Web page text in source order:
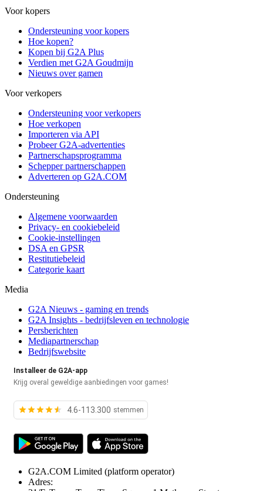
Voor kopers
Ondersteuning voor kopers
Hoe kopen?
Kopen bij G2A Plus
Verdien met G2A Goudmijn
Nieuws over gamen
Voor verkopers
Ondersteuning voor verkopers
Hoe verkopen
Importeren via API
Probeer G2A-advertenties
Partnerschapsprogramma
Schepper partnerschappen
Adverteren op G2A.COM
Ondersteuning
Algemene voorwaarden
Privacy- en cookiebeleid
Cookie-instellingen
DSA en GPSR
Restitutiebeleid
Categorie kaart
Media
G2A Nieuws - gaming en trends
G2A Insights - bedrijfsleven en technologie
Persberichten
Mediapartnerschap
Bedrijfswebsite
Installeer de G2A-app
Krijg overal geweldige aanbiedingen voor games!
4.6-113.300 stemmen
G2A.COM Limited (platform operator)
Adres: